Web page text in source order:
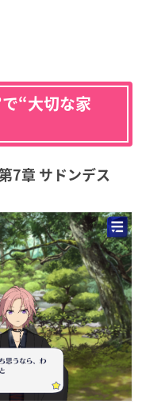
“大切な家
7章 サドンデス